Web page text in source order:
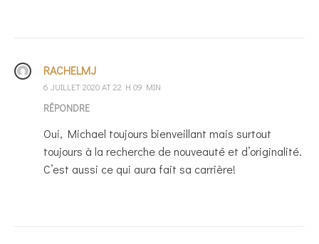
RACHELMJ
6 JUILLET 2020 AT 22 H 09 MIN
RÉPONDRE
Oui, Michael toujours bienveillant mais surtout
toujours à la recherche de nouveauté et d’originalité.
C’est aussi ce qui aura fait sa carrière!